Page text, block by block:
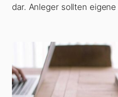
dar. Anleger sollten